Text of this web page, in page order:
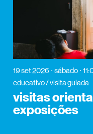
19 set 2026 sábado
educativo / visita guiada
visitas
exposições